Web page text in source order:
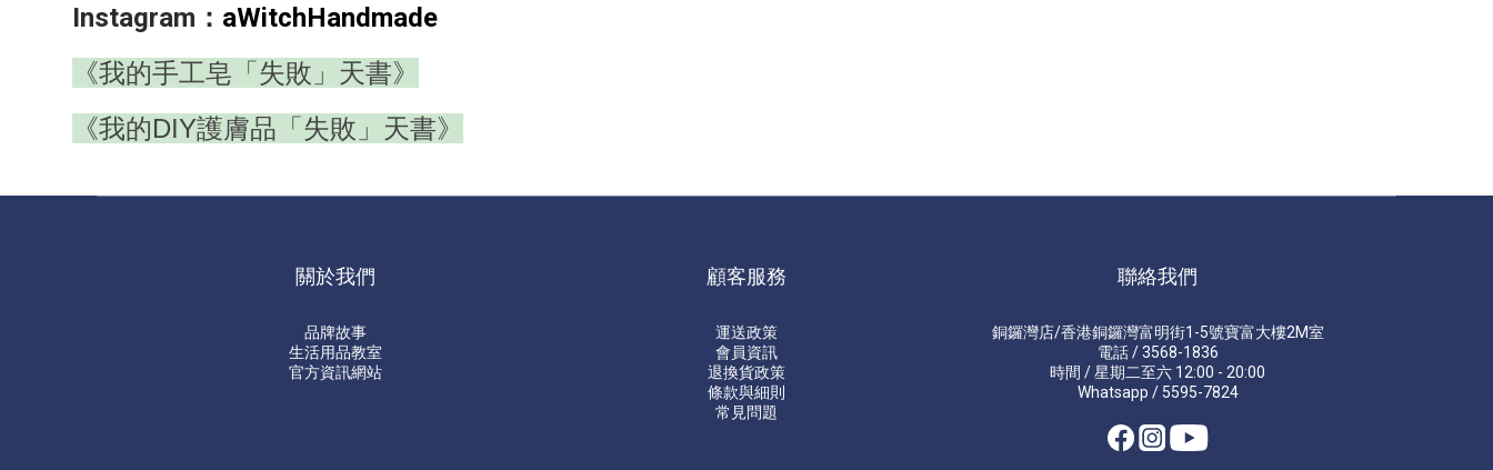
Instagram： aWitchHandmade
《我的手工皂「失敗」天書》
《我的DIY護膚品「失敗」天書》
關於我們
品牌故事
生活用品教室
官方資訊網站
顧客服務
運送政策
會員資訊
退換貨政策
條款與細則
常見問題
聯絡我們
銅鑼灣店/香港銅鑼灣富明街1-5號寶富大樓2M室
電話 / 3568-1836
時間 / 星期二至六 12:00 - 20:00
Whatsapp / 5595-7824